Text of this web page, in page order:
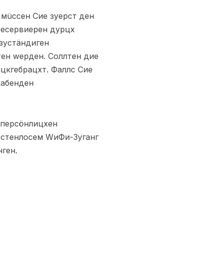
Сие зуерст ден
дурцх
wерден. Соллтен дие
Фаллс Сие
WиФи-Зуганг